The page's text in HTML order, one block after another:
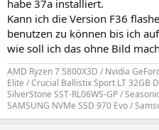
habe 37a installiert.
Kann ich die Version F36
benutzen zu können bis ich
wie soll ich das ohne Bild
AMD Ryzen 7 5800X3D / Nvidia
Elite / Crucial Ballistix Sport LT 32GB
SilverStone SST-RL06WS-GP /
SAMSUNG NVMe SSD 970 Evo /